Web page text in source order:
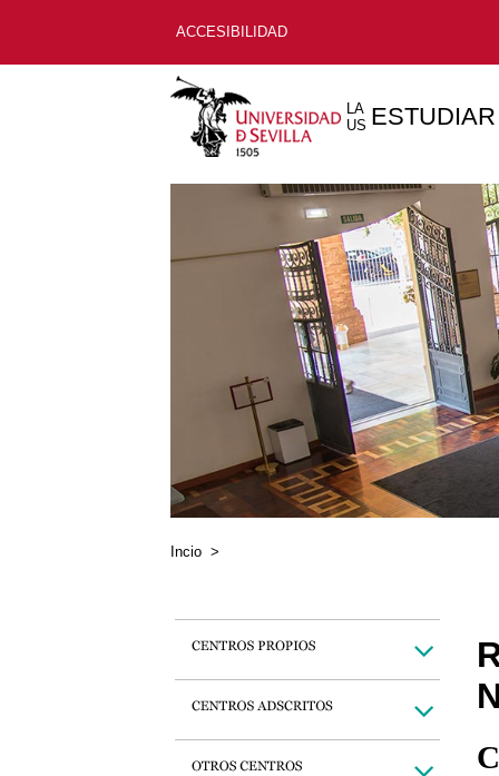
ACCESIBILIDAD
LA
US ESTUDIAR
Incio >